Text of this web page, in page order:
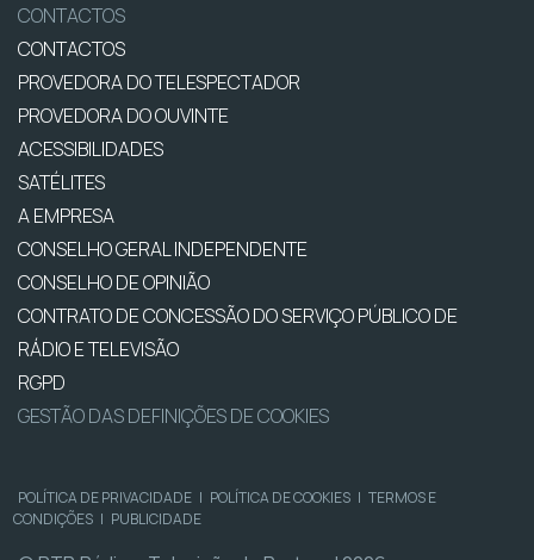
CONTACTOS
CONTACTOS
PROVEDORA DO TELESPECTADOR
PROVEDORA DO OUVINTE
ACESSIBILIDADES
SATÉLITES
A EMPRESA
CONSELHO GERAL INDEPENDENTE
CONSELHO DE OPINIÃO
CONTRATO DE CONCESSÃO DO SERVIÇO PÚBLICO DE
RÁDIO E TELEVISÃO
RGPD
GESTÃO DAS DEFINIÇÕES DE COOKIES
POLÍTICA DE PRIVACIDADE | POLÍTICA DE COOKIES | TERMOS E
CONDIÇÕES | PUBLICIDADE